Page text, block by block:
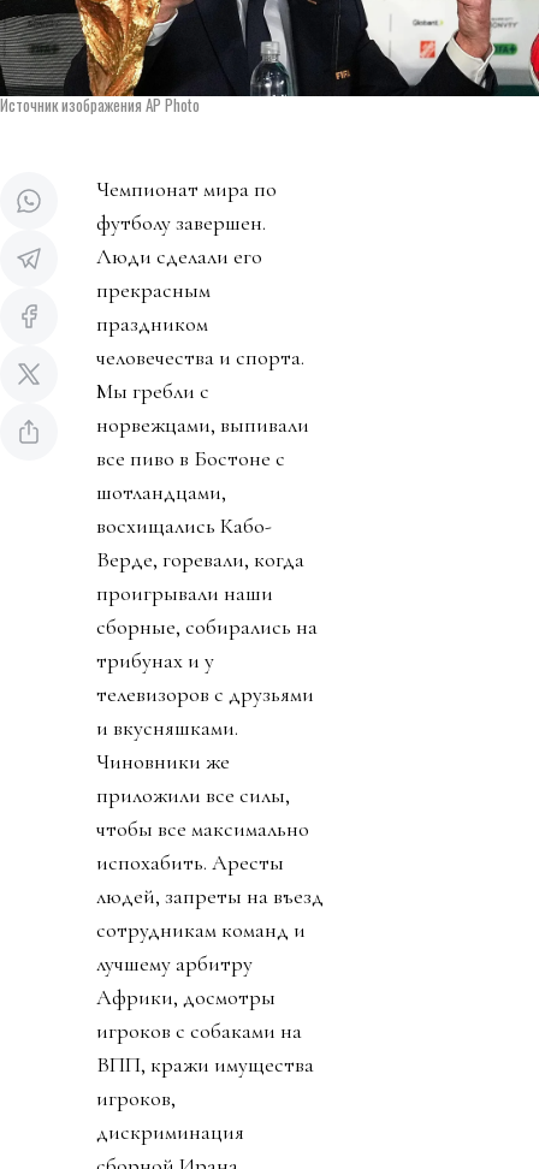
Источник изображения AP Photo
Чемпионат мира по
футболу завершен.
Люди сделали его
прекрасным
праздником
человечества и спорта.
Мы гребли с
норвежцами, выпивали
все пиво в Бостоне с
шотландцами,
восхищались Кабо-
Верде, горевали, когда
проигрывали наши
сборные, собирались на
трибунах и у
телевизоров с друзьями
и вкусняшками.
Чиновники же
приложили все силы,
чтобы все максимально
испохабить. Аресты
людей, запреты на въезд
сотрудникам команд и
лучшему арбитру
Африки, досмотры
игроков с собаками на
ВПП, кражи имущества
игроков,
дискриминация